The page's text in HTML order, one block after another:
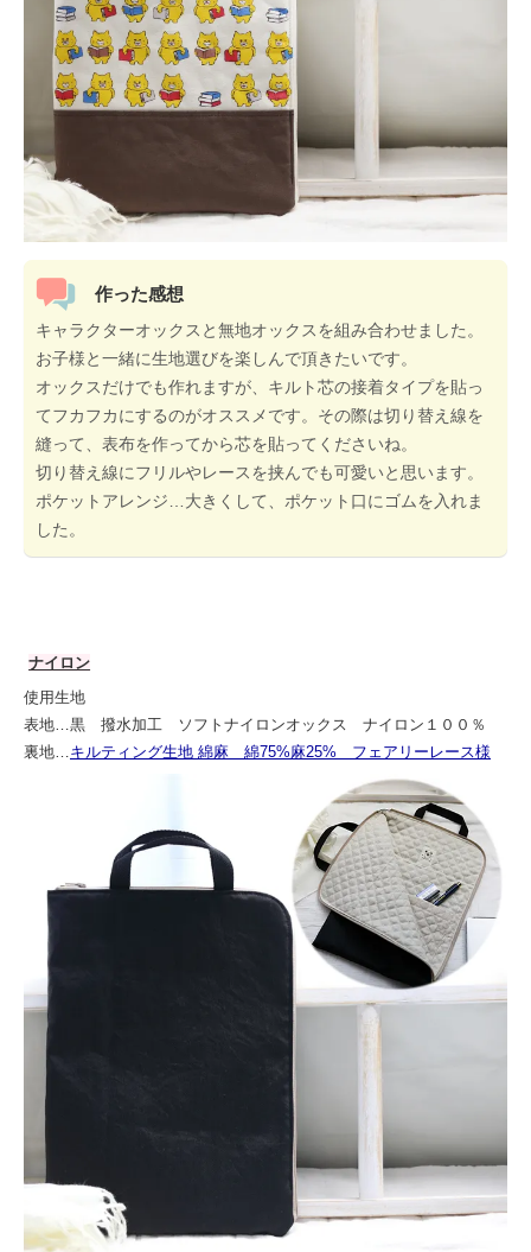
作った感想
キャラクターオックスと無地オックスを組み合わせました。
お子様と一緒に生地選びを楽しんで頂きたいです。
オックスだけでも作れますが、キルト芯の接着タイプを貼っ
てフカフカにするのがオススメです。その際は切り替え線を
縫って、表布を作ってから芯を貼ってくださいね。
切り替え線にフリルやレースを挟んでも可愛いと思います。
ポケットアレンジ…大きくして、ポケット口にゴムを入れま
した。
ナイロン
使用生地
表地…黒 撥水加工 ソフトナイロンオックス ナイロン１００％
裏地…キルティング生地 綿麻 綿75%麻25% フェアリーレース様